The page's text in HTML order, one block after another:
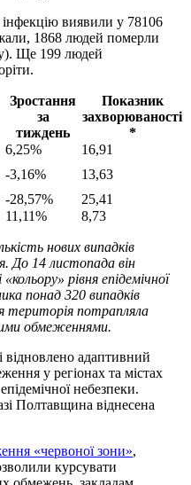
інфекцію виявили у 78106
1868 людей померли
Ще 199 людей
Зростання
за
тиждень
Показник
захворюваності
*
6,25%
16,91
-3,16%
13,63
-28,57%
25,41
11,11% 8,73
нових випадків
До 14 листопада він
рівня епідемічної
понад 320 випадків
територія потрапляла
обмеженнями.
відновлено адаптивний
у регіонах та містах
небезпеки.
Полтавщина віднесена
«червоної зони»,
курсувати